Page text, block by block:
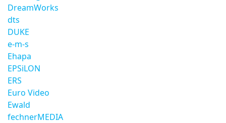
DreamWorks
dts
DUKE
e-m-s
Ehapa
EPSiLON
ERS
Euro Video
Ewald
fechnerMEDIA